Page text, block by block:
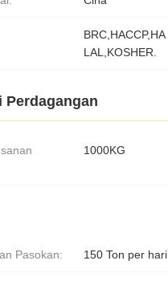
BRC,HACCP,HA
LAL,KOSHER.
Perdagangan
1000KG
Pasokan: 150 Ton per hari